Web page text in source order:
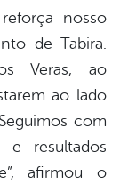
nosso
de Tabira.
Veras, ao
ao lado
com
e resultados
afirmou o